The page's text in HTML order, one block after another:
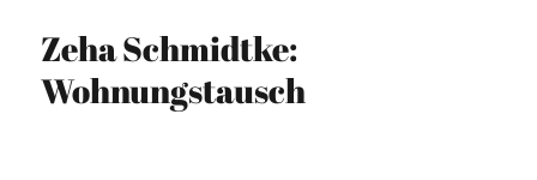
Zeha Schmidtke:
Wohnungstausch